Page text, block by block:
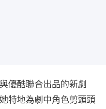
優酷聯合出品的新劇
特地為劇中角色剪頭頭